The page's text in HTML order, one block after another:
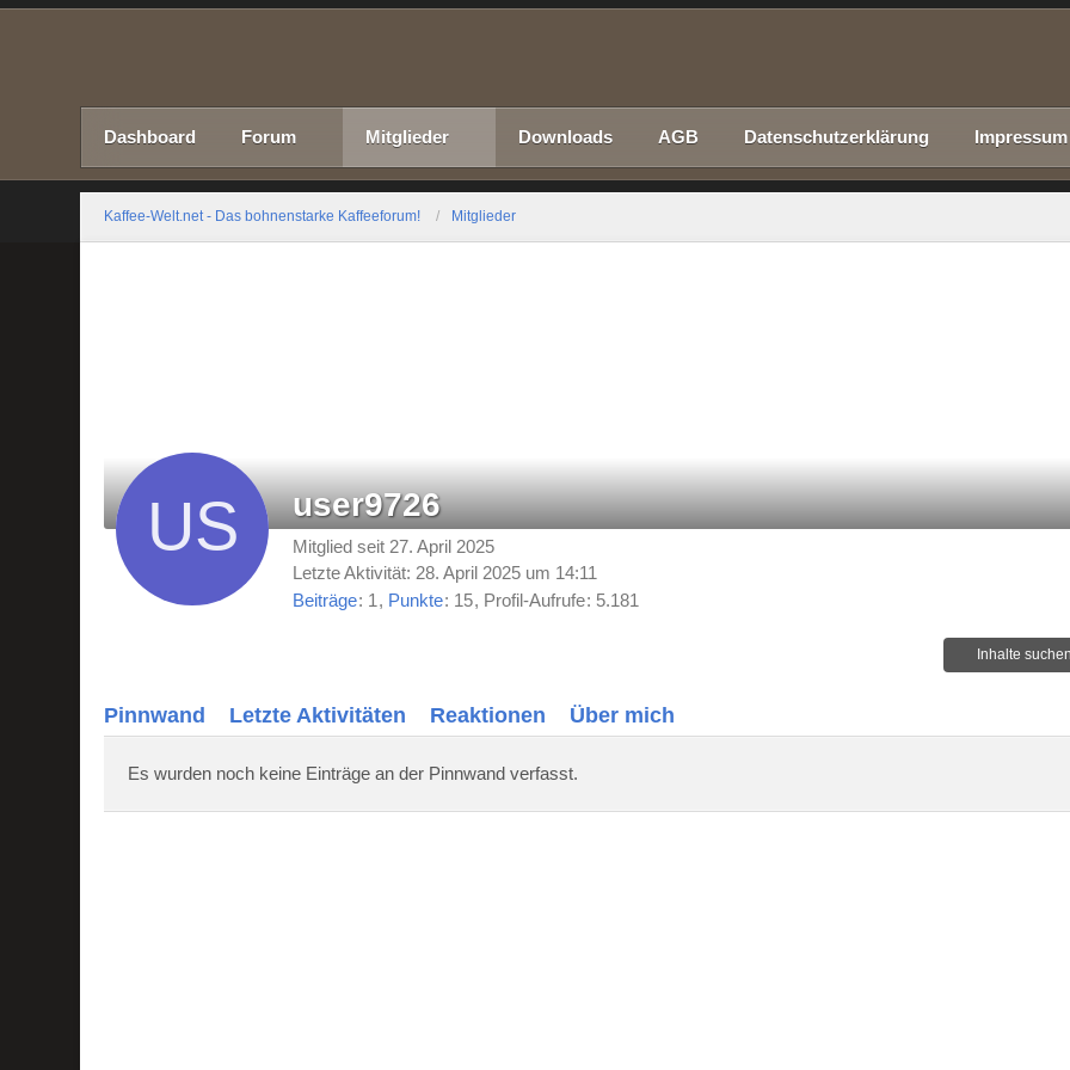
Dashboard Forum Mitglieder Downloads AGB Datenschutzerklärung Impressum
Kaffee-Welt.net - Das bohnenstarke Kaffeeforum! Mitglieder
user9726
Mitglied seit 27. April 2025
Letzte Aktivität: 28. April 2025 um 14:11
Beiträge 1 Punkte 15 Profil-Aufrufe 5.181
Inhalte
Pinnwand Letzte Aktivitäten Reaktionen Über mich
Es wurden noch keine Einträge an der Pinnwand verfasst.